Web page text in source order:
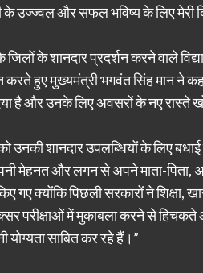
उज्ज्वल और सफल भविष्य के लिए मेरी
के शानदार प्रदर्शन करने वाले
करते हुए मुख्यमंत्री भगवंत सिंह मान ने कहा
है और उनके लिए अवसरों के नए रास्ते
को उनकी शानदार उपलब्धियों के लिए
मेहनत और लगन से अपने माता-पिता,
गए क्योंकि पिछली सरकारों ने
अक्सर परीक्षाओं में मुकाबला करने से
योग्यता साबित कर रहे हैं।”